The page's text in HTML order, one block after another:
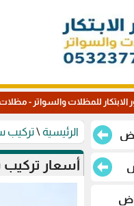
للمظلات والسواتر -
الرئيسية \تركيب
أسعار تركيب